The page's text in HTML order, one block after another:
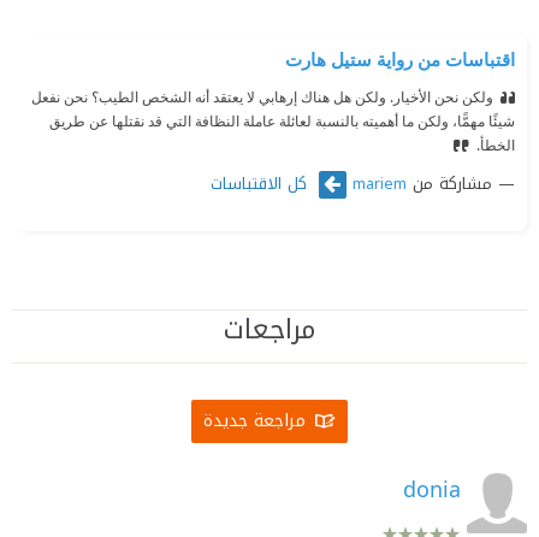
اقتباسات من رواية ستيل هارت
ولكن نحن الأخيار. ولكن هل هناك إرهابي لا يعتقد أنه الشخص الطيب؟ نحن نفعل
شيئًا مهمًّا، ولكن ما أهميته بالنسبة لعائلة عاملة النظافة التي قد نقتلها عن طريق
الخطأ.
مشاركة من mariem كل الاقتباسات
مراجعات
مراجعة جديدة
donia